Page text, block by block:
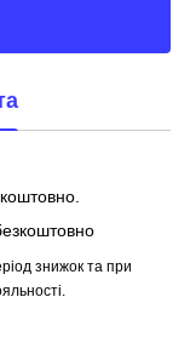
знижок та при